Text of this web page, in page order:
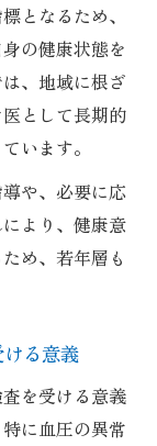
となるため、
の健康状態を
、地域に根ざ
として長期的
います。
や、必要に応
より、健康意
め、若年層も
る意義
を受ける意義
に血圧の異常